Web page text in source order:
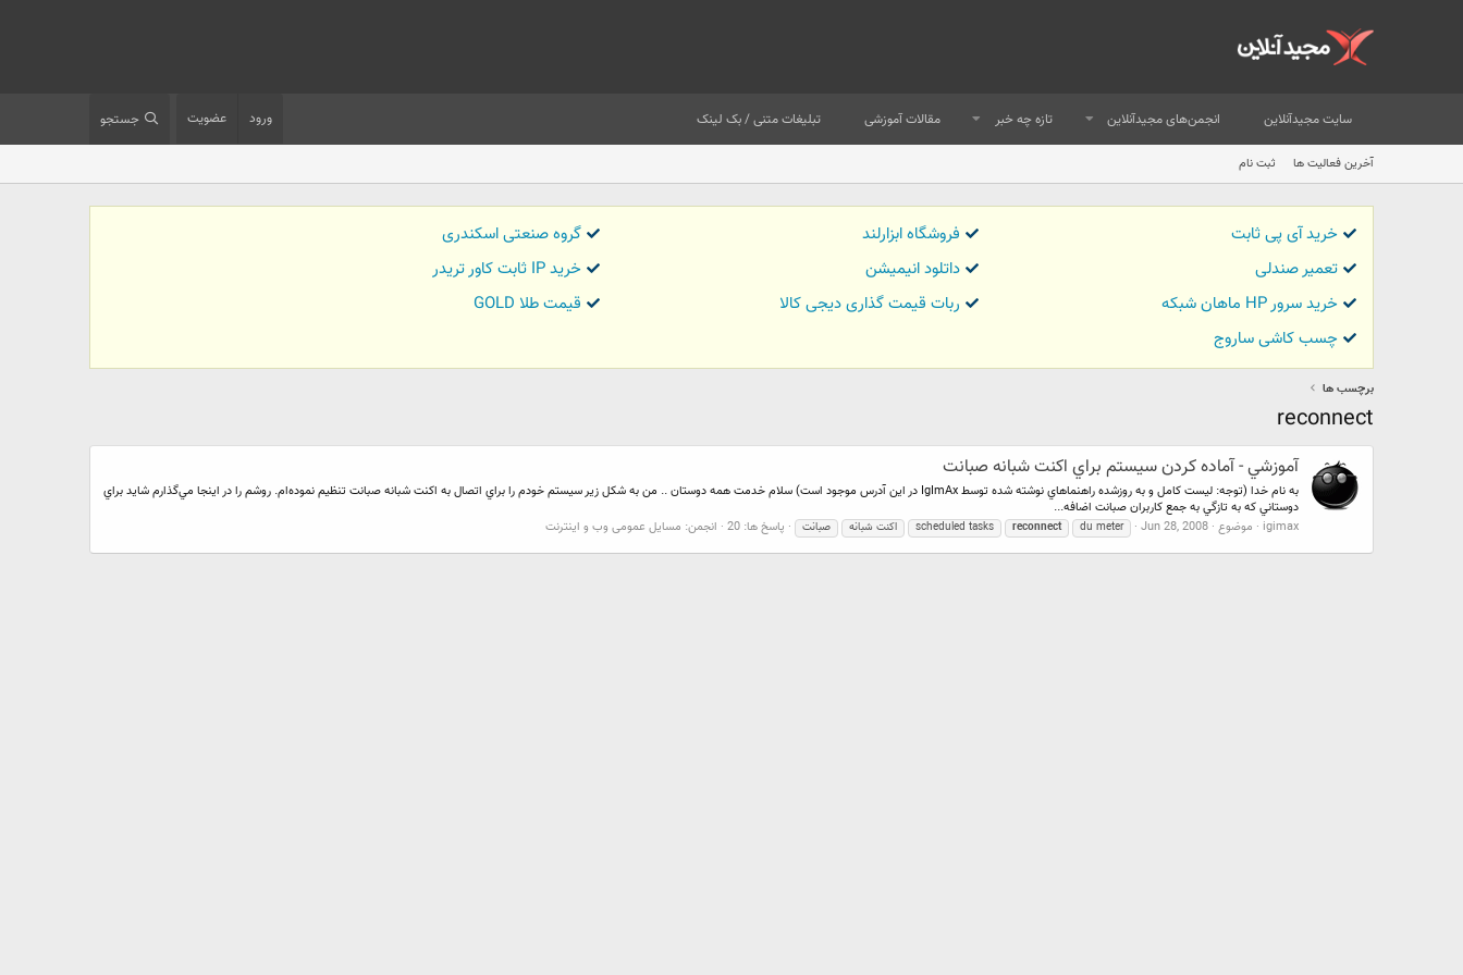
سایت مجیدآنلاین انجمن‌های مجیدآنلاین تازه چه خبر مقالات آموزشی تبلیغات متنی / بک لینک ورود عضویت جستجو
آخرین فعالیت ها ثبت نام
خرید آی پی ثابت فروشگاه ابزارلند
گروه صنعتی اسکندری
تعمیر صندلی
داتلود انیمیشن
خرید IP ثابت کاور تریدر
خرید سرور HP ماهان شبکه
ربات قیمت گذاری دیجی کالا
قیمت طلا GOLD
چسب کاشی ساروج
برچسب ها
reconnect
آموزشي - آماده كردن سيستم براي اكنت شبانه صبانت
به نام خدا (توجه: ليست كامل و به روزشده راهنماهاي نوشته شده توسط IgImAx در اين آدرس موجود است) سلام خدمت همه دوستان .. من به شكل زير سيستم خودم را براي اتصال به اكنت شبانه صبانت تنظيم نموده‌ام. روشم را در اينجا مي‌گذارم شايد براي
دوستاني كه به تازگي به جمع كاربران صبانت اضافه...
igimax
موضوع Jun 28, 2008
du meter
reconnect
scheduled tasks اكنت شبانه صبانت پاسخ ها: 20 انجمن: مسایل عمومی وب و اینترنت